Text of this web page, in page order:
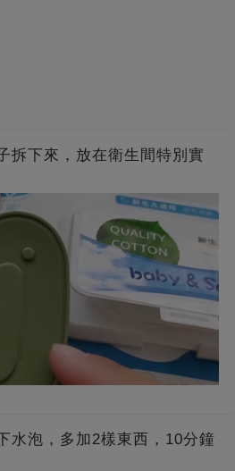
拆下來，放在衛生間特別實
水泡，多加2樣東西，10分鐘